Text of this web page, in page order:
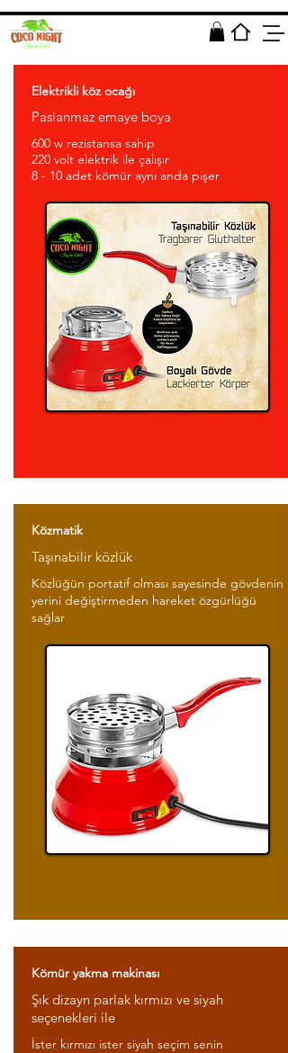
Elektrikli köz ocağı
Paslanmaz emaye boya
600 w rezistansa sahip
220 volt elektrik ile çalışır
8 - 10 adet kömür aynı anda pişer
Közmatik
Taşınabilir közlük
Közlüğün portatif olması sayesinde gövdenin
yerini değiştirmeden hareket özgürlüğü
sağlar
Kömür yakma makinası
Şık dizayn parlak kırmızı ve siyah
seçenekleri ile
İster kırmızı ister siyah seçim senin